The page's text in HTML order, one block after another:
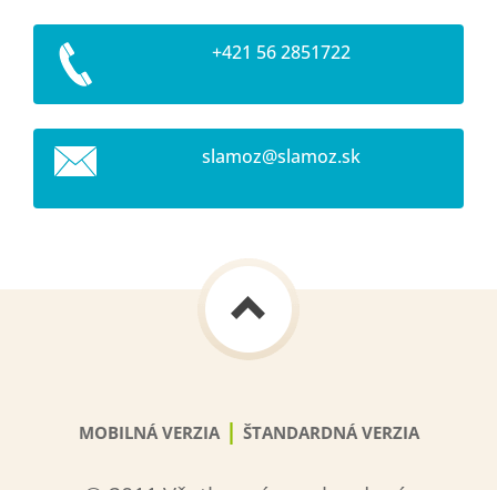
+421 56 2851722
slamoz@slamoz.sk
MOBILNÁ VERZIA | ŠTANDARDNÁ VERZIA